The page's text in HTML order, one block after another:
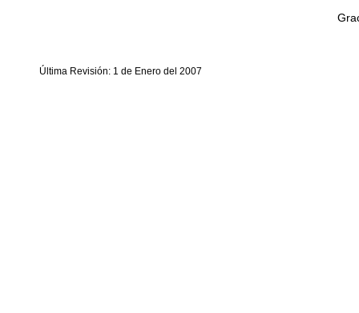
Última Revisión: 1 de Enero del 2007